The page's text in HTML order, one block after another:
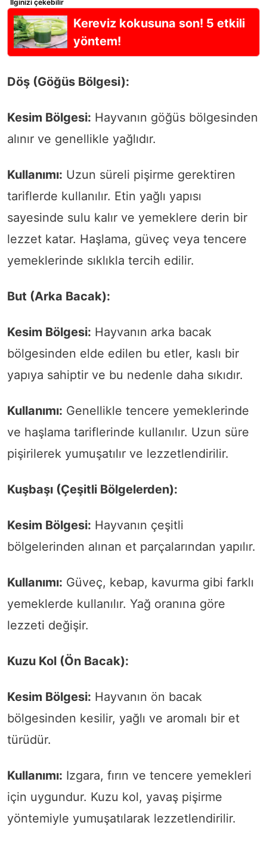
İlginizi çekebilir
Kereviz kokusuna son! 5 etkili
yöntem!
Döş (Göğüs Bölgesi):
Kesim Bölgesi: Hayvanın göğüs bölgesinden
alınır ve genellikle yağlıdır.
Kullanımı: Uzun süreli pişirme gerektiren
tariflerde kullanılır. Etin yağlı yapısı
sayesinde sulu kalır ve yemeklere derin bir
lezzet katar. Haşlama, güveç veya tencere
yemeklerinde sıklıkla tercih edilir.
But (Arka Bacak):
Kesim Bölgesi: Hayvanın arka bacak
bölgesinden elde edilen bu etler, kaslı bir
yapıya sahiptir ve bu nedenle daha sıkıdır.
Kullanımı: Genellikle tencere yemeklerinde
ve haşlama tariflerinde kullanılır. Uzun süre
pişirilerek yumuşatılır ve lezzetlendirilir.
Kuşbaşı (Çeşitli Bölgelerden):
Kesim Bölgesi: Hayvanın çeşitli
bölgelerinden alınan et parçalarından yapılır.
Kullanımı: Güveç, kebap, kavurma gibi farklı
yemeklerde kullanılır. Yağ oranına göre
lezzeti değişir.
Kuzu Kol (Ön Bacak):
Kesim Bölgesi: Hayvanın ön bacak
bölgesinden kesilir, yağlı ve aromalı bir et
türüdür.
Kullanımı: Izgara, fırın ve tencere yemekleri
için uygundur. Kuzu kol, yavaş pişirme
yöntemiyle yumuşatılarak lezzetlendirilir.